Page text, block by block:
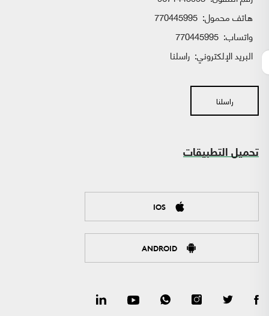
هاتف محمول: 770445995
واتساب:
البريد الإلكتروني: راسلنا
راسلنا
تحميل التطبيقات
IOS
ANDROID